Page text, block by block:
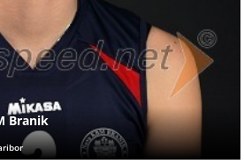
Branik